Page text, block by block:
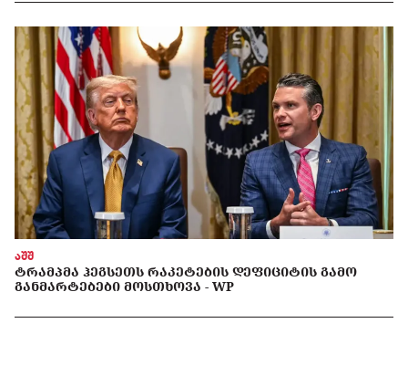
აშშ
ᲢᲠᲐᲛᲞᲛᲐ ᲰᲔᲒᲡᲔᲗᲡ ᲠᲐᲙᲔᲢᲔᲑᲘᲡ ᲓᲔᲤᲘᲪᲘᲢᲘᲡ ᲒᲐᲛᲝ
ᲒᲐᲜᲛᲐᲠᲢᲔᲑᲔᲑᲘ ᲛᲝᲡᲗᲮᲝᲕᲐ - WP